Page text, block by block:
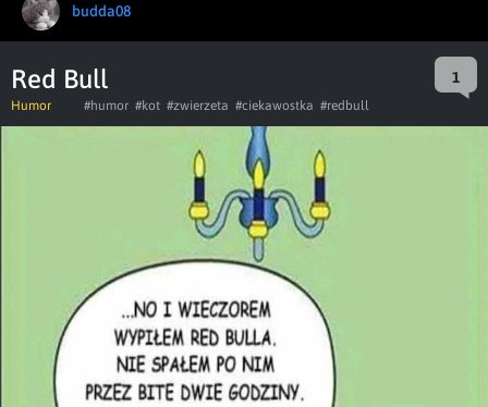
budda08
Red Bull 1
Humor #humor #kot #zwierzeta #ciekawostka #redbull